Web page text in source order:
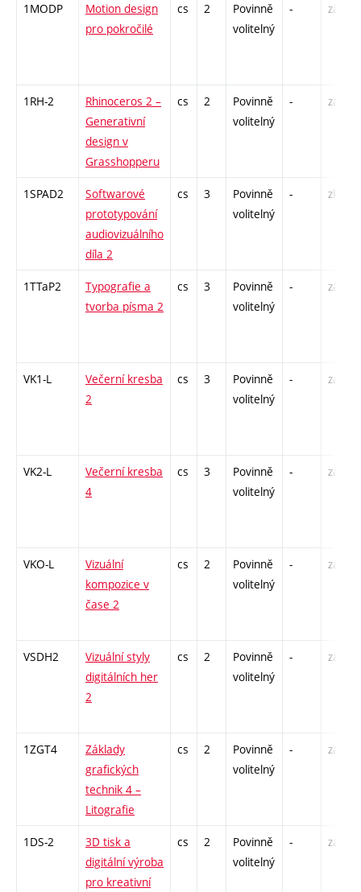
1MODP
Motion design
pro pokročilé
cs 2
Povinně
volitelný
- zá
1RH-2
Rhinoceros 2 –
Generativní
design v
Grasshopperu
cs 2
Povinně
volitelný
- zá
1SPAD2
Softwarové
prototypování
audiovizuálního
díla 2
cs 3
Povinně
volitelný
- zk
1TTaP2
Typografie a
tvorba písma 2
cs 3
Povinně
volitelný
- zá
VK1-L
Večerní kresba
2
cs 3
Povinně
volitelný
- zá,zk
VK2-L
Večerní kresba
4
cs 3
Povinně
volitelný
- zá,zk
VKO-L
Vizuální
kompozice v
čase 2
cs 2
Povinně
volitelný
- zá
VSDH2
Vizuální styly
digitálních her
2
cs 2
Povinně
volitelný
- zá
1ZGT4
Základy
grafických
technik 4 –
Litografie
cs 2
Povinně
volitelný
- zá
1DS-2
3D tisk a
digitální výroba
pro kreativní
cs 2
Povinně
volitelný
- zá